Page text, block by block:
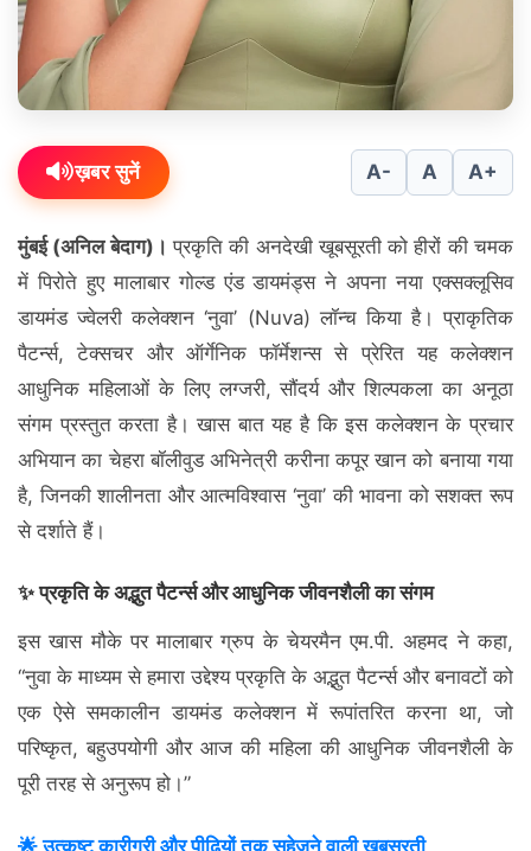
ख़बर सुनें A- A A+
मुंबई (अनिल बेदाग)। प्रकृति की अनदेखी खूबसूरती को हीरों की चमक
में पिरोते हुए मालाबार गोल्ड एंड डायमंड्स ने अपना नया एक्सक्लूसिव
डायमंड ज्वेलरी कलेक्शन ‘नुवा’ (Nuva) लॉन्च किया है। प्राकृतिक
पैटर्न्स, टेक्सचर और ऑर्गेनिक फॉर्मेशन्स से प्रेरित यह कलेक्शन
आधुनिक महिलाओं के लिए लग्जरी, सौंदर्य और शिल्पकला का अनूठा
संगम प्रस्तुत करता है। खास बात यह है कि इस कलेक्शन के प्रचार
अभियान का चेहरा बॉलीवुड अभिनेत्री करीना कपूर खान को बनाया गया
है, जिनकी शालीनता और आत्मविश्वास ‘नुवा’ की भावना को सशक्त रूप
से दर्शाते हैं।
✨ प्रकृति के अद्भुत पैटर्न्स और आधुनिक जीवनशैली का संगम
इस खास मौके पर मालाबार ग्रुप के चेयरमैन एम.पी. अहमद ने कहा,
“नुवा के माध्यम से हमारा उद्देश्य प्रकृति के अद्भुत पैटर्न्स और बनावटों को
एक ऐसे समकालीन डायमंड कलेक्शन में रूपांतरित करना था, जो
परिष्कृत, बहुउपयोगी और आज की महिला की आधुनिक जीवनशैली के
पूरी तरह से अनुरूप हो।”
🌟 उत्कृष्ट कारीगरी और पीढ़ियों तक सहेजने वाली खूबसूरती